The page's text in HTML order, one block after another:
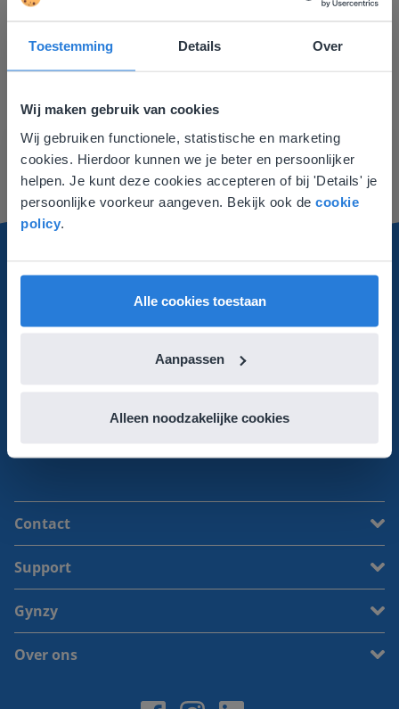
Toestemming Details Over
Wij maken gebruik van cookies
Wij gebruiken functionele, statistische en marketing
cookies. Hierdoor kunnen we je beter en persoonlijker
helpen. Je kunt deze cookies accepteren of bij 'Details' je
persoonlijke voorkeur aangeven. Bekijk ook de cookie
policy
Alle cookies toestaan
Aanpassen
Alleen noodzakelijke cookies
woorden
Ga aan de slag met Gynzy!
Contact
Support
Gynzy
Over ons
Deze website komt niet
overeen met je locatie
Gezien je locatie, denken we dat je misschien
liever naar de website voor English gaat. Hier
English
Vlaanderen